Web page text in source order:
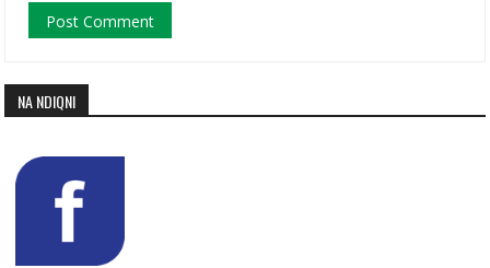
NA NDIQNI